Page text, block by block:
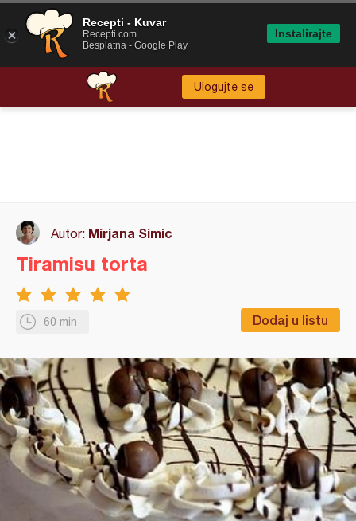
Ulogujte se
Autor: Mirjana Simic
60 min Dodaj u listu
Tiramisu torta
Recepti - Kuvar
Recepti.com
Besplatna - Google Play
Instalirajte